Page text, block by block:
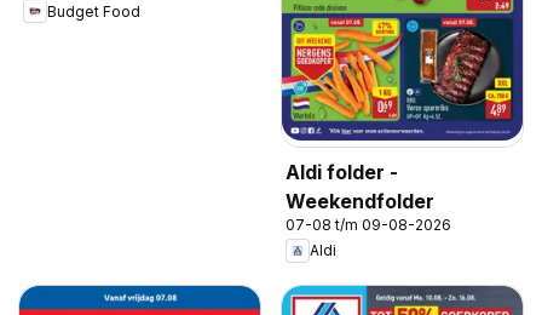
Budget Food
Aldi folder -
Weekendfolder
07-08 t/m 09-08-2026
Aldi